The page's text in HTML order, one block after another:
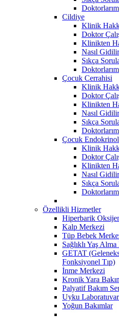
Cildiye
Klinik
Doktor
Klinikten
Nasıl
Sıkça
Çocuk Cerrahisi
Klinik
Doktor
Klinikten
Nasıl
Sıkça
Çocuk
Klinik
Doktor
Klinikten
Nasıl
Sıkça
Özellikli Hizmetler
Hiperbarik
Kalp Merkezi
Tüp Bebek
Sağlıklı Yaş
GETAT
Fonksiyonel Tıp)
İnme Merkezi
Kronik Yara
Palyatif Bakım
Uyku
Yoğun Bakımlar